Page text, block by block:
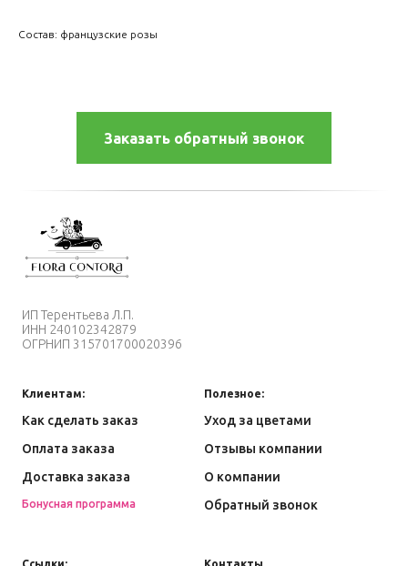
Состав: французские розы
Заказать обратный звонок
ИП Терентьева Л.П.
ИНН 240102342879
ОГРНИП 315701700020396
Клиентам:
Как сделать заказ
Оплата заказа
Доставка заказа
Бонусная программа
Полезное:
Уход за цветами
Отзывы компании
О компании
Обратный звонок
Ссылки: Контакты